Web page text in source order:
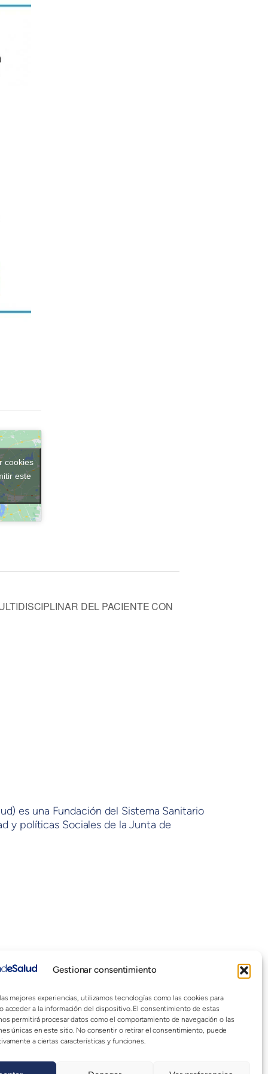
Gestionar consentimiento
mejores experiencias, utilizamos tecnologías como las cookies para
acceder a la información del dispositivo. El consentimiento de estas
permitirá procesar datos como el comportamiento de navegación o las
únicas en este sitio. No consentir o retirar el consentimiento, puede
a ciertas características y funciones.
cookies
este
DEL PACIENTE CON
es una Fundación del Sistema Sanitario
y políticas Sociales de la Junta de